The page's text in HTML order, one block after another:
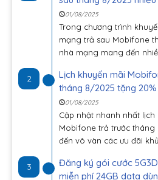
01/08/2025
Trong chương trình
mạng trả sau Mobifone
nhà mạng mang đến
2
Lịch khuyến mãi
tháng 8/2025 tặng
01/08/2025
Cập nhật nhanh nhất lịch
Mobifone trả trước tháng
đến vô vàn các ưu đãi
3
Đăng ký gói cước
miễn phí 24GB data